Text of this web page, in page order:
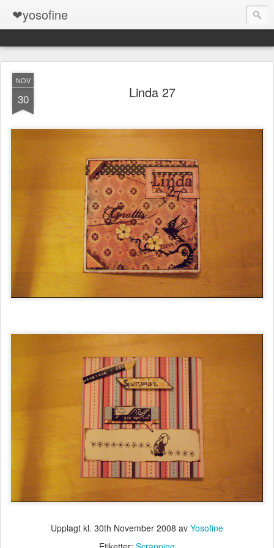
❤yosofine
NOV
30 Linda 27
Upplagt kl. 30th November 2008 av Yosofine